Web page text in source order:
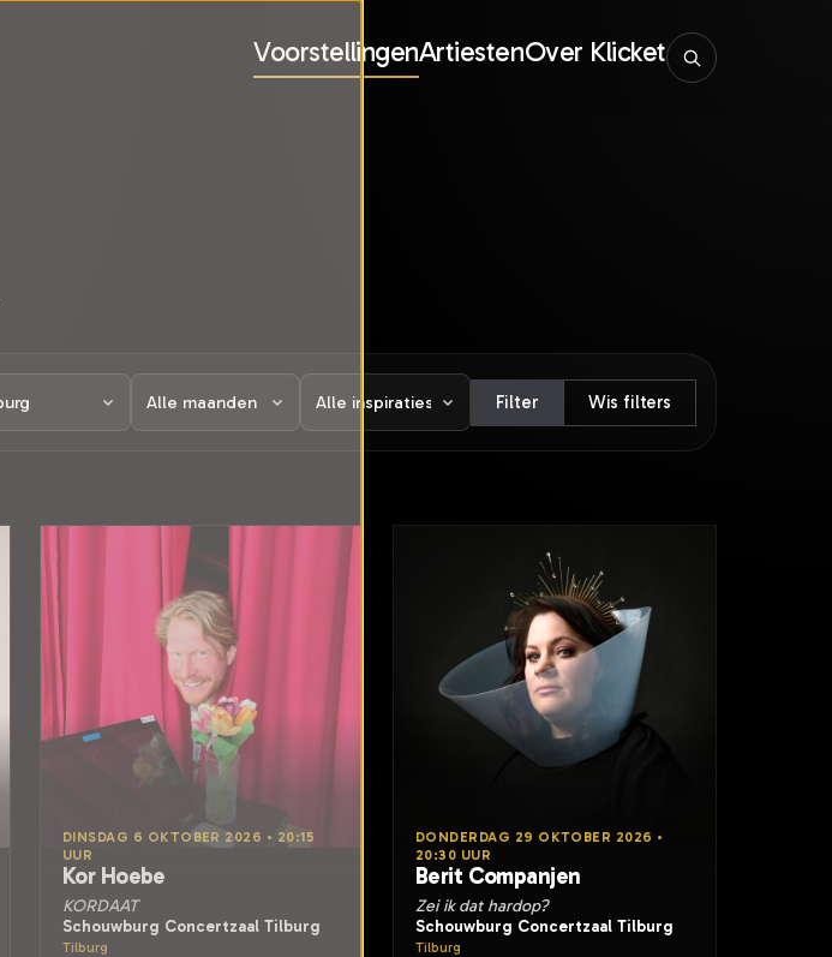
VoorstellingenArtiestenOver Klicket
Filter Wis filters
DINSDAG 6 OKTOBER 2026 • 20:15
UUR
Kor Hoebe
KORDAAT
Schouwburg Concertzaal Tilburg
Tilburg
DONDERDAG 29 OKTOBER 2026 •
20:30 UUR
Berit Companjen
Zei ik dat hardop?
Schouwburg Concertzaal Tilburg
Tilburg